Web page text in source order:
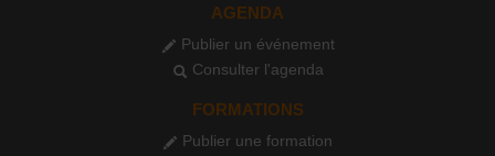
AGENDA
Publier un événement
Consulter l'agenda
FORMATIONS
Publier une formation